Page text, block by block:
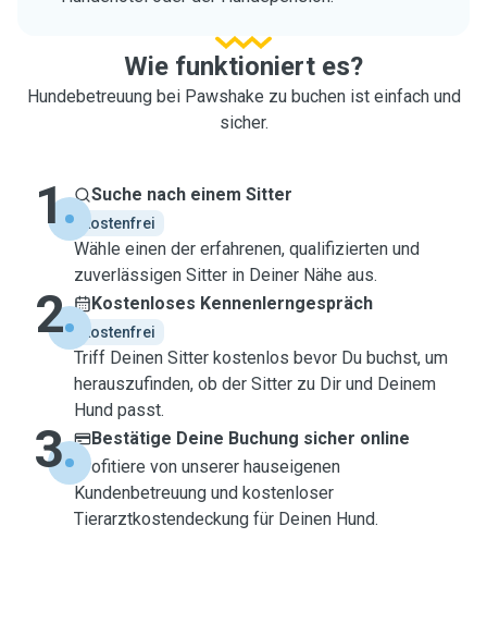
Wie funktioniert es?
Hundebetreuung bei Pawshake zu buchen ist einfach und
sicher.
1 Suche nach einem Sitter
kostenfrei
Wähle einen der erfahrenen, qualifizierten und
zuverlässigen Sitter in Deiner Nähe aus.
2 Kostenloses Kennenlerngespräch
kostenfrei
Triff Deinen Sitter kostenlos bevor Du buchst, um
herauszufinden, ob der Sitter zu Dir und Deinem
Hund passt.
3
Bestätige Deine Buchung sicher online
Profitiere von unserer hauseigenen
Kundenbetreuung und kostenloser
Tierarztkostendeckung für Deinen Hund.